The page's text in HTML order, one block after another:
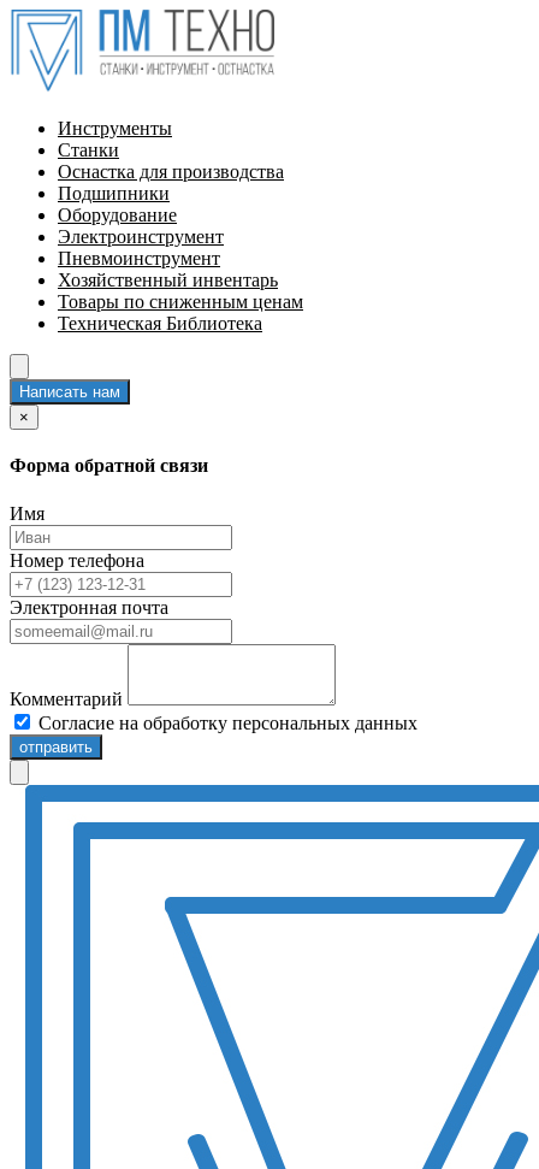
Инструменты
Станки
Оснастка для производства
Подшипники
Оборудование
Электроинструмент
Пневмоинструмент
Хозяйственный инвентарь
Товары по сниженным ценам
Техническая Библиотека
Написать нам
×
Форма обратной связи
Имя
Номер телефона
Электронная почта
Комментарий
Согласие на обработку персональных данных
отправить